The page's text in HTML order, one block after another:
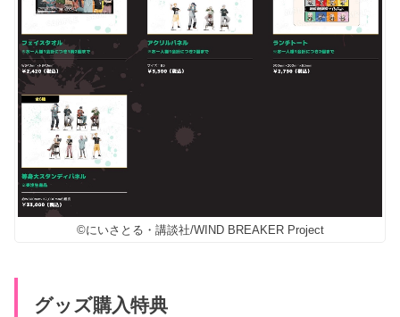
©にいさとる・講談社/WIND BREAKER Project
グッズ購入特典